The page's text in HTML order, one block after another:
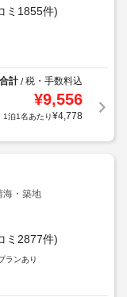
ミ1855件)
計/税・手数料込
¥9,556
1泊1名あたり¥4,778
海・築地
ミ2877件)
ランあり